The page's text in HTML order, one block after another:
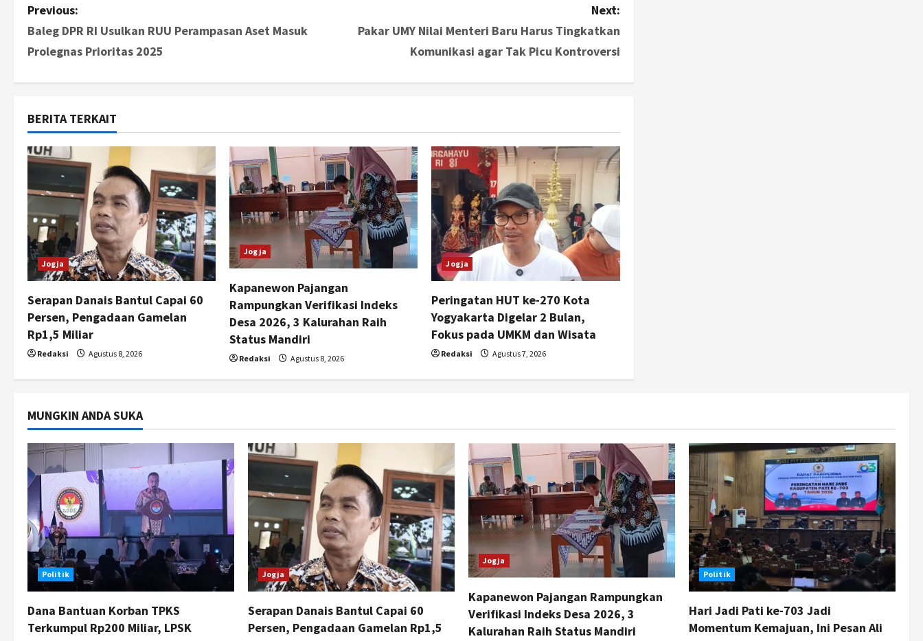
P
o
n
a
v
i
g
a
t
i
o
n
Previous:
Baleg DPR RI Usulkan RUU Perampasan Aset Masuk
Prolegnas Prioritas 2025
Next:
Pakar UMY Nilai Menteri Baru Harus Tingkatkan
Komunikasi agar Tak Picu Kontroversi
BERITA TERKAIT
Jogja
Serapan Danais Bantul Capai 60
Persen, Pengadaan Gamelan
Rp1,5 Miliar
Redaksi Agustus 8, 2026
Jogja
Kapanewon Pajangan
Rampungkan Verifikasi Indeks
Desa 2026, 3 Kalurahan Raih
Status Mandiri
Redaksi Agustus 8, 2026
Jogja
Peringatan HUT ke-270 Kota
Yogyakarta Digelar 2 Bulan,
Fokus pada UMKM dan Wisata
Redaksi Agustus 7, 2026
MUNGKIN ANDA SUKA
Politik
Dana Bantuan Korban TPKS
Terkumpul Rp200 Miliar, LPSK
Jogja
Serapan Danais Bantul Capai 60
Persen, Pengadaan Gamelan Rp1,5
Jogja
Kapanewon Pajangan Rampungkan
Verifikasi Indeks Desa 2026, 3
Kalurahan Raih Status Mandiri
Politik
Hari Jadi Pati ke-703 Jadi
Momentum Kemajuan, Ini Pesan Ali